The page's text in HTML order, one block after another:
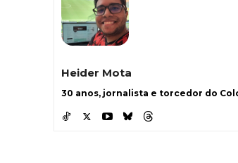
Heider Mota
30 anos, jornalista e torcedor do